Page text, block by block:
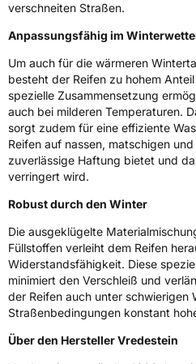
Allgemeine Produktsicherheit
Herstellerkontakt Apollo Tyres NL
verschneiten Straßen.
Anpassungsfähig im
Um auch für die wärmeren
besteht der Reifen zu hohem
spezielle Zusammensetzung
auch bei milderen Temperaturen.
sorgt zudem für eine effiziente
Reifen auf nassen, matschigen
zuverlässige Haftung bietet und
verringert wird.
Robust durch den Winter
Die ausgeklügelte
Füllstoffen verleiht dem Reifen
Widerstandsfähigkeit. Diese
minimiert den Verschleiß und
der Reifen auch unter schwierigen
Straßenbedingungen konstant
Über den Hersteller Vredestein